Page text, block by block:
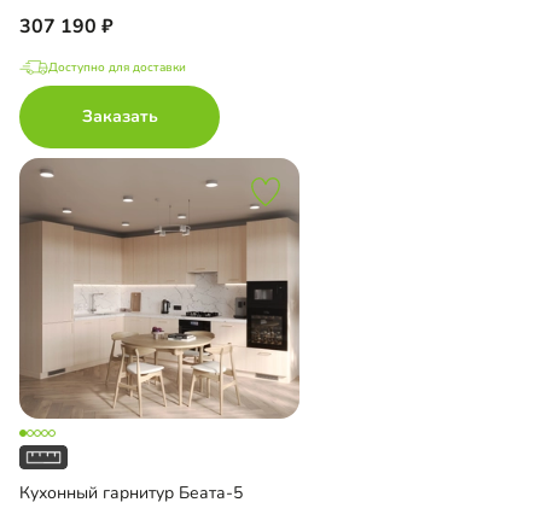
307 190
Доступно для доставки
Заказать
Кухонный гарнитур Беата-5